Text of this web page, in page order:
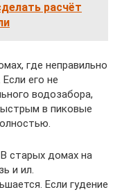
расчёт
где неправильно
его не
водозабора,
в пиковые
старых домах на
и ил.
Если гудение